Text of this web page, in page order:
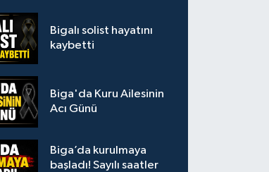
Bigalı solist hayatını
kaybetti
Biga'da Kuru Ailesinin
Acı Günü
Biga’da kurulmaya
başladı! Sayılı saatler